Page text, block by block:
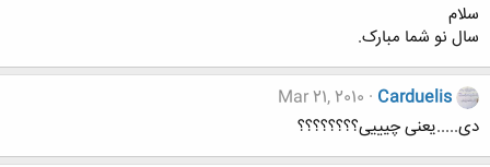
سلام
سال نو شما مبارک.
Carduelis
Mar 21, 2010
دی.....یعنی چیییی؟؟؟؟؟؟؟؟